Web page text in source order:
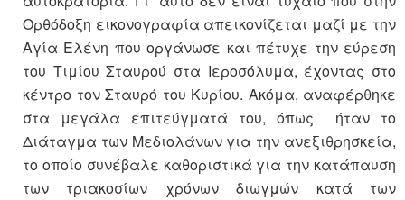
Ορθόδοξη εικονογραφία απεικονίζεται μαζί με την
Αγία Ελένη που οργάνωσε και πέτυχε την εύρεση
του Τιμίου Σταυρού στα Ιεροσόλυμα, έχοντας στο
κέντρο τον Σταυρό του Κυρίου. Ακόμα, αναφέρθηκε
στα μεγάλα επιτεύγματά του, όπως ήταν το
Διάταγμα των Μεδιολάνων για την ανεξιθρησκεία,
το οποίο συνέβαλε καθοριστικά για την κατάπαυση
των τριακοσίων χρόνων διωγμών κατά των